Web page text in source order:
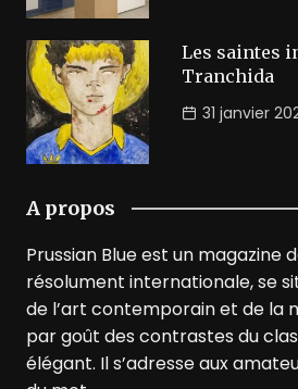
Les saintes
Tranchida
31 janvier
A propos
Prussian Blue est un magazine
résolument internationale, se
de l’art contemporain et de la
par goût des contrastes du
élégant. Il s’adresse aux